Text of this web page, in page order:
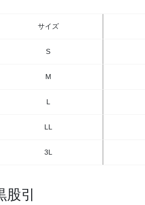
サイズ
S
M
L
LL
3L
股引